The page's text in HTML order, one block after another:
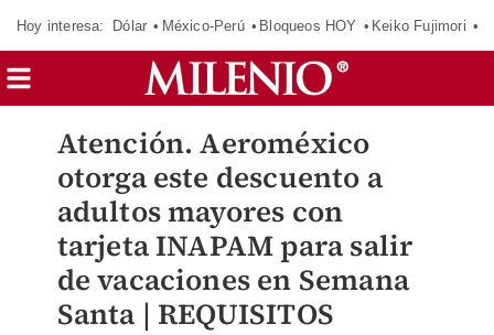
Hoy interesa: Dólar México-Perú Bloqueos HOY Keiko Fujimori
Atención. Aeroméxico
otorga este descuento a
adultos mayores con
tarjeta INAPAM para salir
de vacaciones en Semana
Santa | REQUISITOS